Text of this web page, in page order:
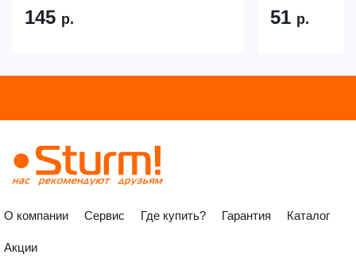
145 р. 51 р.
О компании Сервис Где купить? Гарантия Каталог
Акции